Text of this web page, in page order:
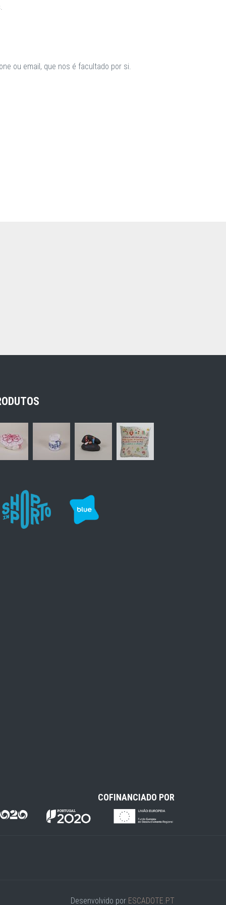
ou email, que nos é facultado por si.
COFINANCIADO POR
Desenvolvido por ESCADOTE.PT